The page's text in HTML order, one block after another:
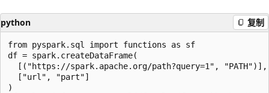
python 复制
from pyspark.sql import functions as sf
df = spark.createDataFrame(
  [("https://spark.apache.org/path?query=1", "PATH")],
  ["url", "part"]
)